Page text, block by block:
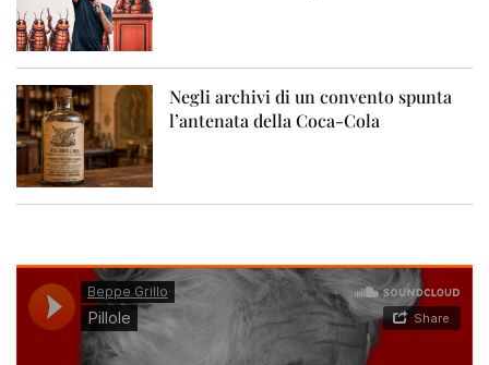
Negli archivi di un convento spunta
l’antenata della Coca-Cola